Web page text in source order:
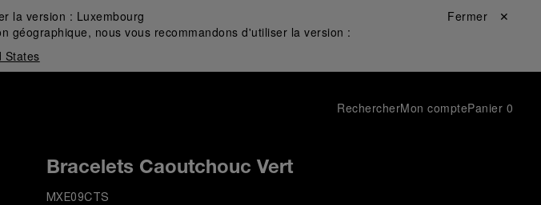
la version : Luxembourg
géographique, nous vous recommandons d'utiliser la version :
States
Fermer ✕
RechercherMon comptePanier 0
Bracelets Caoutchouc Vert
MXE09CTS